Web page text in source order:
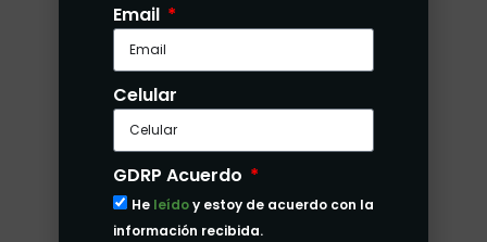
El Dorado
Edison Park
Ver más...
Email
Celular
GDRP Acuerdo
He leídoy estoy de acuerdo con la
información recibida.